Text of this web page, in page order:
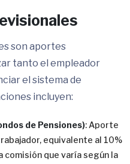
son aportes
tanto el empleador
el sistema de
incluyen:
de Pensiones): Aporte
equivalente al 10%
comisión que varía según la